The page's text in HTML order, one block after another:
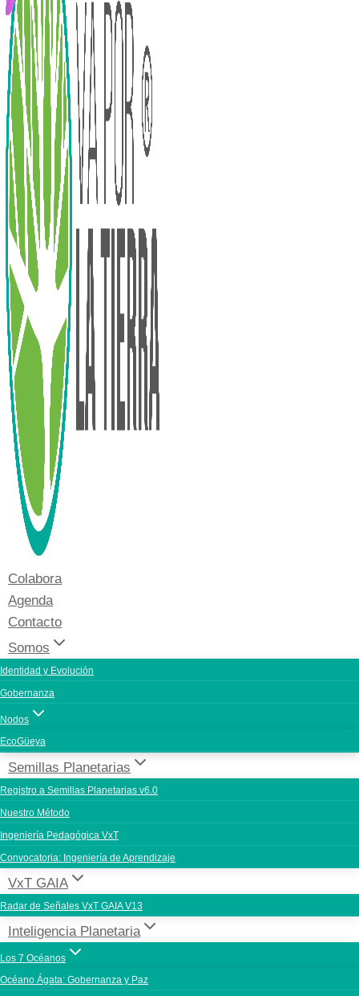
Colabora
Agenda
Contacto
Somos
Identidad y Evolución
Gobernanza
Nodos
EcoGüeya
Semillas Planetarias
Registro a Semillas Planetarias v6.0
Nuestro Método
Ingeniería Pedagógica VxT
Convocatoria: Ingeniería de Aprendizaje
VxT GAIA
Radar de Señales VxT GAIA V13
Inteligencia Planetaria
Los 7 Océanos
Océano Ágata: Gobernanza y Paz